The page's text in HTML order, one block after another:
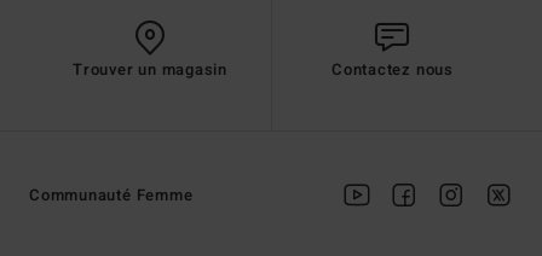
Trouver un magasin Contactez nous
Communauté Femme